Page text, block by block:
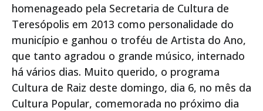
homenageado pela Secretaria de Cultura de
Teresópolis em 2013 como personalidade do
município e ganhou o troféu de Artista do Ano,
que tanto agradou o grande músico, internado
há vários dias. Muito querido, o programa
Cultura de Raiz deste domingo, dia 6, no mês da
Cultura Popular, comemorada no próximo dia